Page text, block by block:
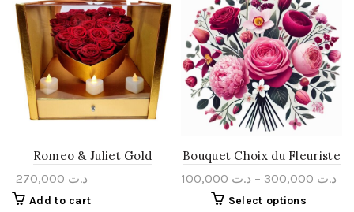
Romeo & Juliet Gold
د.ت
Add to cart
Bouquet Choix du Fleuriste
د.ت – د.ت
Select options